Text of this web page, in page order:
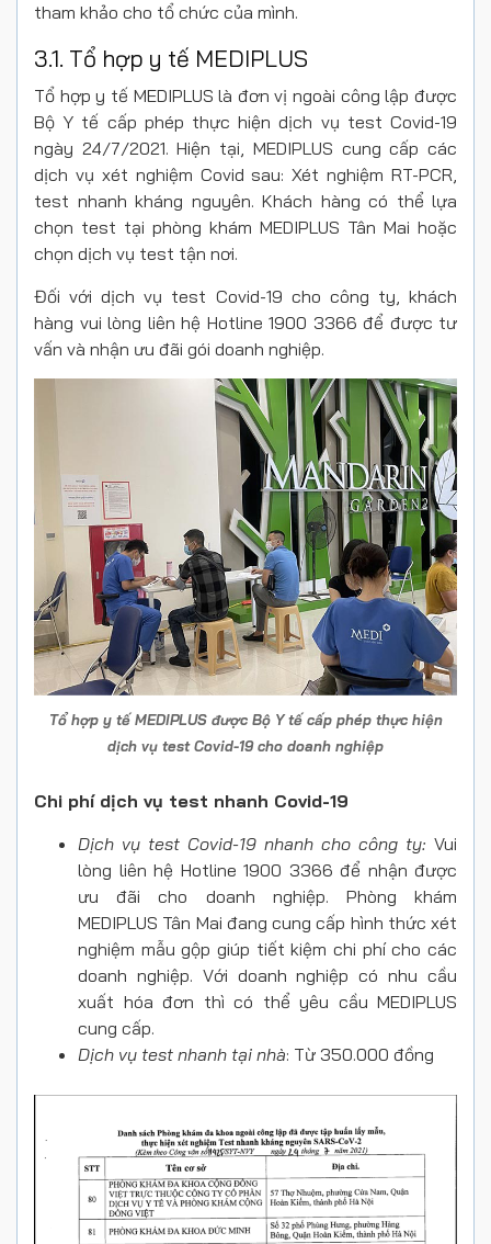
tham khảo cho tổ chức của mình.
3.1. Tổ hợp y tế MEDIPLUS
Tổ hợp y tế MEDIPLUS là đơn vị ngoài công lập được
Bộ Y tế cấp phép thực hiện dịch vụ test Covid-19
ngày 24/7/2021. Hiện tại, MEDIPLUS cung cấp các
dịch vụ xét nghiệm Covid sau: Xét nghiệm RT-PCR,
test nhanh kháng nguyên. Khách hàng có thể lựa
chọn test tại phòng khám MEDIPLUS Tân Mai hoặc
chọn dịch vụ test tận nơi.
Đối với dịch vụ test Covid-19 cho công ty, khách
hàng vui lòng liên hệ Hotline 1900 3366 để được tư
vấn và nhận ưu đãi gói doanh nghiệp.
Tổ hợp y tế MEDIPLUS được Bộ Y tế cấp phép thực hiện
dịch vụ test Covid-19 cho doanh nghiệp
Chi phí dịch vụ test nhanh Covid-19
Dịch vụ test Covid-19 nhanh cho công ty: Vui
lòng liên hệ Hotline 1900 3366 để nhận được
ưu đãi cho doanh nghiệp. Phòng khám
MEDIPLUS Tân Mai đang cung cấp hình thức xét
nghiệm mẫu gộp giúp tiết kiệm chi phí cho các
doanh nghiệp. Với doanh nghiệp có nhu cầu
xuất hóa đơn thì có thể yêu cầu MEDIPLUS
cung cấp.
Dịch vụ test nhanh tại nhà: Từ 350.000 đồng